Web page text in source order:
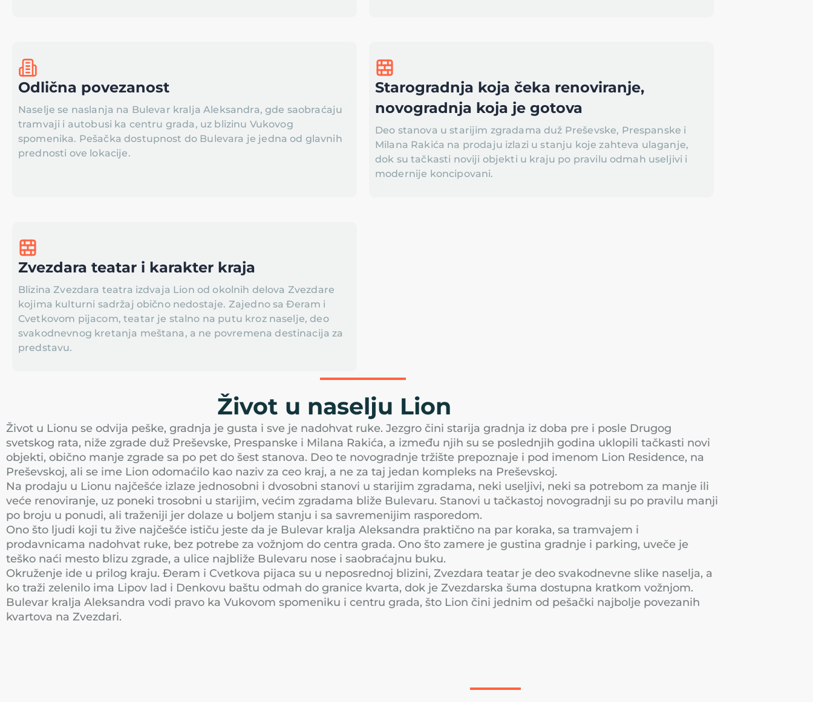
Odlična povezanost
Naselje se naslanja na Bulevar kralja Aleksandra, gde saobraćaju
tramvaji i autobusi ka centru grada, uz blizinu Vukovog
spomenika. Pešačka dostupnost do Bulevara je jedna od glavnih
prednosti ove lokacije.
Starogradnja koja čeka renoviranje,
novogradnja koja je gotova
Deo stanova u starijim zgradama duž Preševske, Prespanske i
Milana Rakića na prodaju izlazi u stanju koje zahteva ulaganje,
dok su tačkasti noviji objekti u kraju po pravilu odmah useljivi i
modernije koncipovani.
Zvezdara teatar i karakter kraja
Blizina Zvezdara teatra izdvaja Lion od okolnih delova Zvezdare
kojima kulturni sadržaj obično nedostaje. Zajedno sa Đeram i
Cvetkovom pijacom, teatar je stalno na putu kroz naselje, deo
svakodnevnog kretanja meštana, a ne povremena destinacija za
predstavu.
Život u naselju Lion
Život u Lionu se odvija peške, gradnja je gusta i sve je nadohvat ruke. Jezgro čini starija gradnja iz doba pre i posle Drugog
svetskog rata, niže zgrade duž Preševske, Prespanske i Milana Rakića, a između njih su se poslednjih godina uklopili tačkasti novi
objekti, obično manje zgrade sa po pet do šest stanova. Deo te novogradnje tržište prepoznaje i pod imenom Lion Residence, na
Preševskoj, ali se ime Lion odomaćilo kao naziv za ceo kraj, a ne za taj jedan kompleks na Preševskoj.
Na prodaju u Lionu najčešće izlaze jednosobni i dvosobni stanovi u starijim zgradama, neki useljivi, neki sa potrebom za manje ili
veće renoviranje, uz poneki trosobni u starijim, većim zgradama bliže Bulevaru. Stanovi u tačkastoj novogradnji su po pravilu manji
po broju u ponudi, ali traženiji jer dolaze u boljem stanju i sa savremenijim rasporedom.
Ono što ljudi koji tu žive najčešće ističu jeste da je Bulevar kralja Aleksandra praktično na par koraka, sa tramvajem i
prodavnicama nadohvat ruke, bez potrebe za vožnjom do centra grada. Ono što zamere je gustina gradnje i parking, uveče je
teško naći mesto blizu zgrade, a ulice najbliže Bulevaru nose i saobraćajnu buku.
Okruženje ide u prilog kraju. Đeram i Cvetkova pijaca su u neposrednoj blizini, Zvezdara teatar je deo svakodnevne slike naselja, a
ko traži zelenilo ima Lipov lad i Denkovu baštu odmah do granice kvarta, dok je Zvezdarska šuma dostupna kratkom vožnjom.
Bulevar kralja Aleksandra vodi pravo ka Vukovom spomeniku i centru grada, što Lion čini jednim od pešački najbolje povezanih
kvartova na Zvezdari.